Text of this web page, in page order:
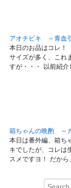
アオチビキ ～青血
本日のお品はコレ
サイズが多く、これ
すが・・・ 以前紹
箱ちゃんの晩酌 ～
本日は番外編、箱ち
キでしたが、コレは
スメですヨ！ だか